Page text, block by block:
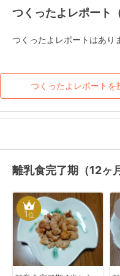
つくったよレポート
つくったよレポートはあり
つくったよレポートを
離乳食完了期（12ヶ
1位